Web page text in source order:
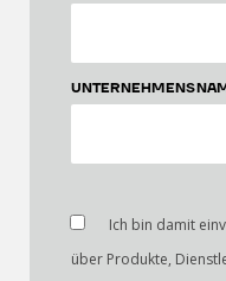
Ich bin damit
über Produkte,